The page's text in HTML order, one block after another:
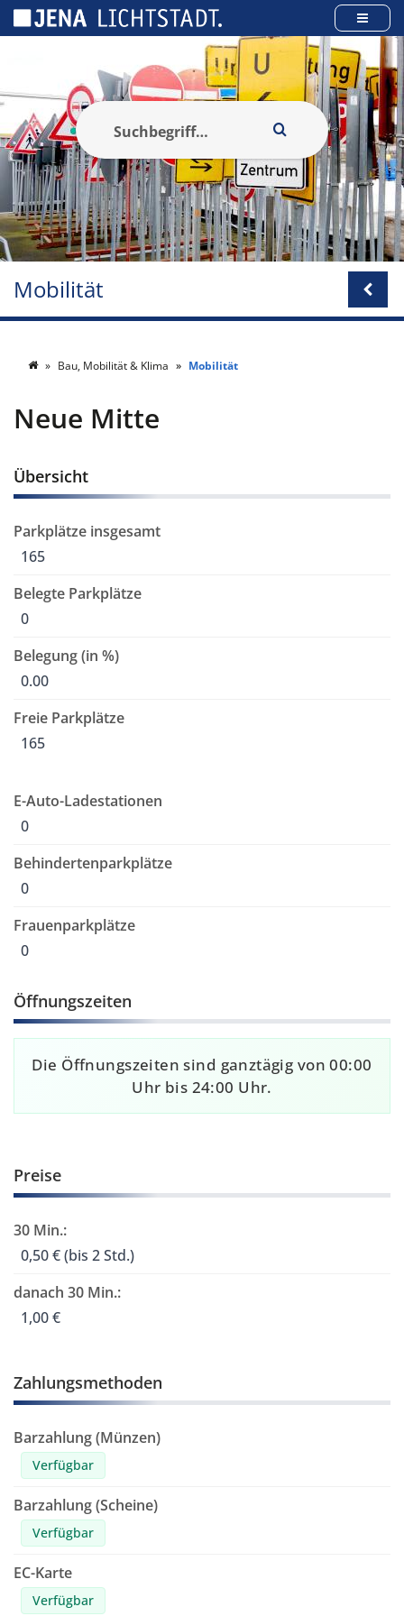
Mobilität
Bau, Mobilität & Klima Mobilität
Neue Mitte
Übersicht
Parkplätze insgesamt
165
Belegte Parkplätze
0
Belegung (in %)
0.00
Freie Parkplätze
165
E-Auto-Ladestationen
0
Behindertenparkplätze
0
Frauenparkplätze
0
Öffnungszeiten
Die Öffnungszeiten sind ganztägig von 00:00
Uhr bis 24:00 Uhr.
Preise
30 Min.:
0,50 € (bis 2 Std.)
danach 30 Min.:
1,00 €
Zahlungsmethoden
Barzahlung (Münzen)
Verfügbar
Barzahlung (Scheine)
Verfügbar
EC-Karte
Verfügbar
Cookie-Einstellungen